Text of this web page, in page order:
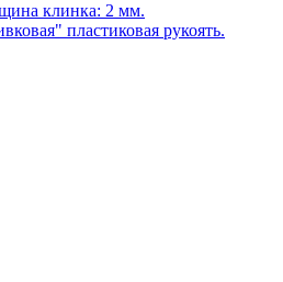
клинка: 2 мм.
пластиковая рукоять.